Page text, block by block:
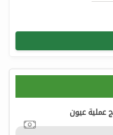
عملية عيون